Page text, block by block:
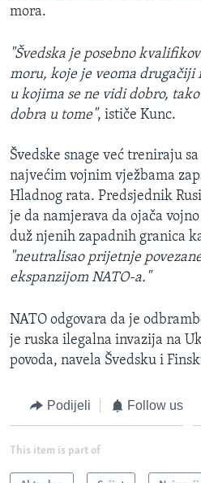
mora.
"Švedska je posebno
moru, koje je veoma drugačiji
u kojima se ne vidi dobro,
dobra u tome", ističe Kunc.
Švedske snage već treniraju
najvećim vojnim vježbama
Hladnog rata. Predsjednik
je da namjerava da ojača
duž njenih zapadnih granica
"neutralisao prijetnje
ekspanzijom NATO-a."
NATO odgovara da je
je ruska ilegalna invazija na
povoda, navela Švedsku i
Podijeli Follow us
This item is part of